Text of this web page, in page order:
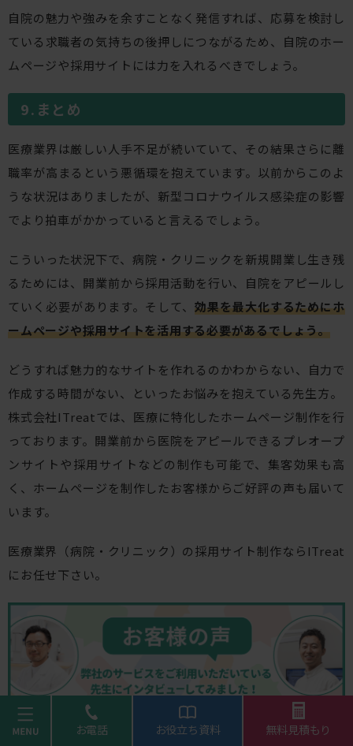
自院の魅力や強みを余すことなく発信すれば、応募を検討し
ている求職者の気持ちの後押しにつながるため、自院のホー
ムページや採用サイトには力を入れるべきでしょう。
まとめ
医療業界は厳しい人手不足が続いていて、その結果さらに離
職率が高まるという悪循環を抱えています。以前からこのよ
うな状況はありましたが、新型コロナウイルス感染症の影響
でより拍車がかかっていると言えるでしょう。
こういった状況下で、病院・クリニックを新規開業し生き残
るためには、開業前から採用活動を行い、自院をアピールし
ていく必要があります。そして、 効果を最大化するためにホ
ームページや採用サイトを活用する必要があるでしょう。
どうすれば魅力的なサイトを作れるのかわからない、自力で
作成する時間がない、といったお悩みを抱えている先生方。
株式会社ITreatでは、医療に特化したホームページ制作を行
っております。開業前から医院をアピールできるプレオープ
ンサイトや採用サイトなどの制作も可能で、集客効果も高
く、ホームページを制作したお客様からご好評の声も届いて
います。
医療業界（病院・クリニック）の採用サイト制作ならITreat
にお任せ下さい。
簡単！無料見積もりはこちら
menu お電話 お役立ち資料 無料見積もり